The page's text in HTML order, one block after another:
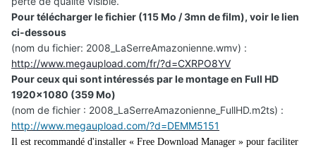
Pour télécharger le fichier (115 Mo / 3mn de film), voir le lien
ci-dessous
(nom du fichier: 2008_LaSerreAmazonienne.wmv) :
http://www.megaupload.com/fr/?d=CXRPO8YV
Pour ceux qui sont intéressés par le montage en Full HD
1920x1080 (359 Mo)
(nom de fichier : 2008_LaSerreAmazonienne_FullHD.m2ts) :
http://www.megaupload.com/?d=DEMM5151
Il est recommandé d'installer « Free Download Manager » pour faciliter